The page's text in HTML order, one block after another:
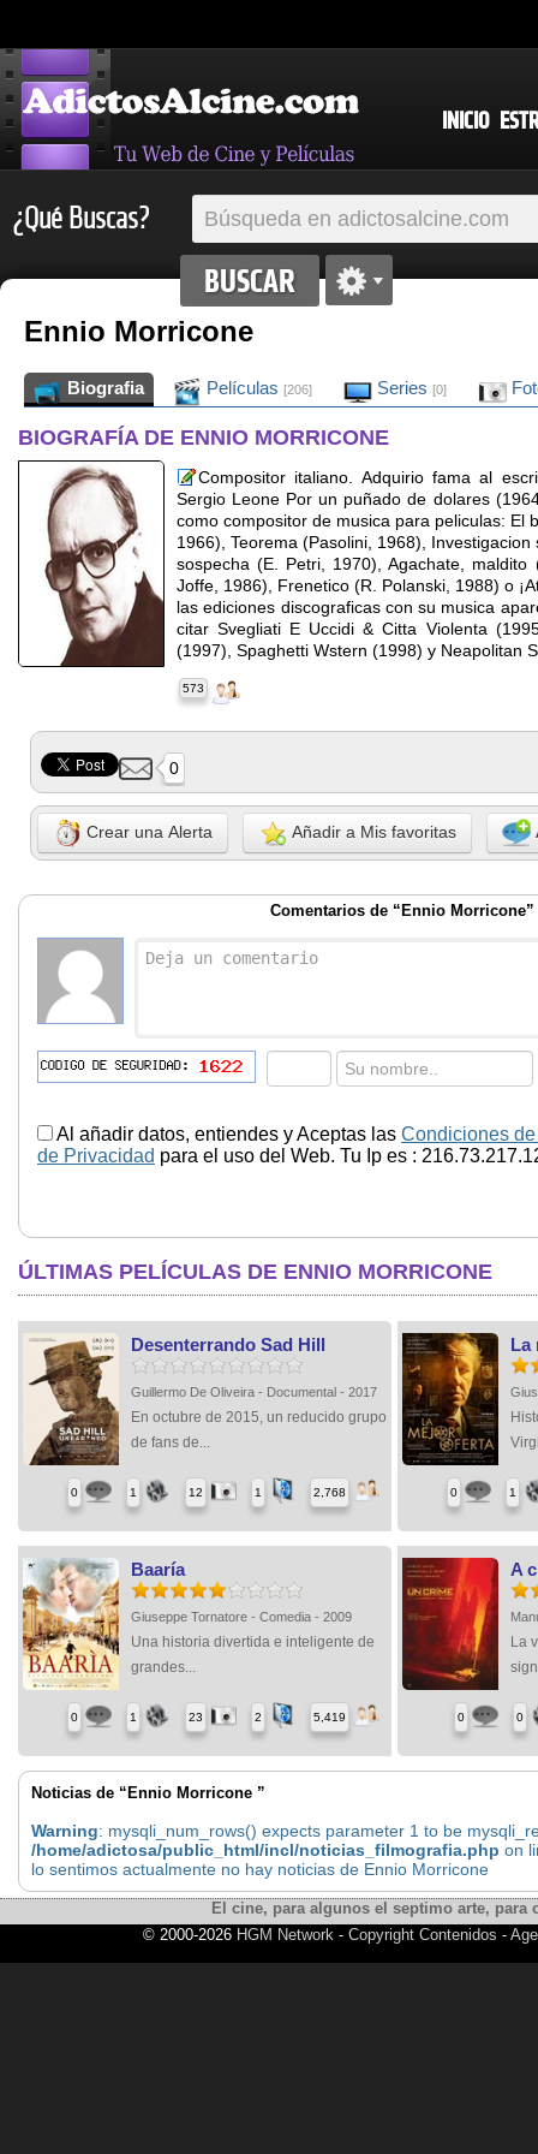
INICIO
¿Qué Buscas?
Ennio Morricone
Biografia Películas [206] Series [0]
BIOGRAFÍA DE ENNIO MORRICONE
Compositor italiano. Adquirio fama al
Sergio Leone Por un puñado de dolares
como compositor de musica para peliculas: El
1966), Teorema (Pasolini, 1968),
sospecha (E. Petri, 1970), Agachate,
Joffe, 1986), Frenetico (R. Polanski, 1988) o
las ediciones discograficas con su musica
citar Svegliati E Uccidi & Citta Violenta
(1997), Spaghetti Wstern (1998) y Neapolitan
573
0
Crear una Alerta Añadir a Mis favoritas
Comentarios de “Ennio Morricone”
Al añadir datos, entiendes y Aceptas las Condiciones
de Privacidad para el uso del Web. Tu Ip es :
ÚLTIMAS PELÍCULAS DE ENNIO MORRICONE
Desenterrando Sad Hill
Guillermo De Oliveira - Documental - 2017
En octubre de 2015, un reducido grupo
de fans de...
0 1 12 1 2,768
La
0 1
Baaría
Giuseppe Tornatore - Comedia - 2009
Una historia divertida e inteligente de
grandes...
0 1 23 2 5,419
A
La
0 0
Noticias de “Ennio Morricone ”
Warning: mysqli_num_rows() expects parameter 1 to be
/home/adictosa/public_html/incl/noticias_filmografia.php on
lo sentimos actualmente no hay noticias de Ennio Morricone
El cine, para algunos el septimo arte,
© 2000-2026 HGM Network- Copyright Contenidos -